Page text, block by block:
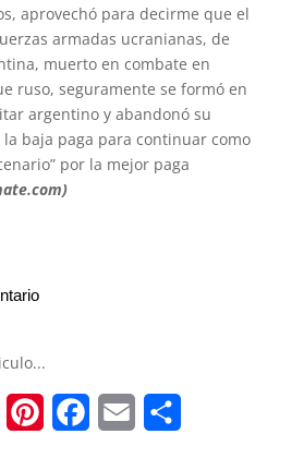
aprovechó para decirme que el
armadas ucranianas, de
muerto en combate en
ruso, seguramente se formó en
argentino y abandonó su
baja paga para continuar como
por la mejor paga